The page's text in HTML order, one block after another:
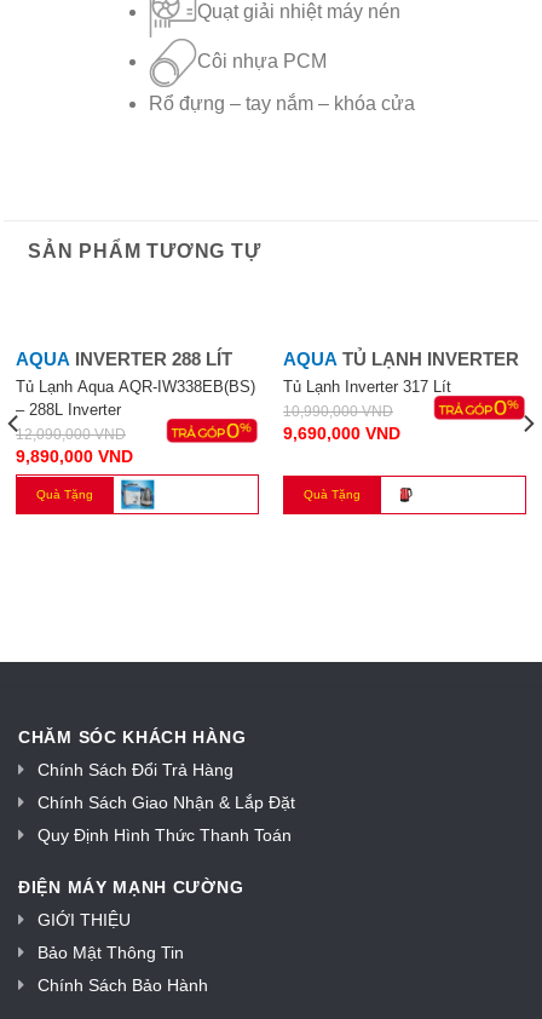
Quạt giải nhiệt máy nén
Côi nhựa PCM
Rổ đựng – tay nắm – khóa cửa
SẢN PHẨM TƯƠNG TỰ
AQUA INVERTER 288 LÍT
Tủ Lạnh Aqua AQR-IW338EB(BS)
– 288L Inverter
12,090,000VND
9,890,000 VND
Quà Tặng
AQUA TỦ LẠNH INVERTER
Tủ Lạnh Inverter 317 Lít
10,990,000VND
9,690,000 VND
Quà Tặng
CHĂM SÓC KHÁCH HÀNG
Chính Sách Đổi Trả Hàng
Chính Sách Giao Nhận & Lắp Đặt
Quy Định Hình Thức Thanh Toán
ĐIỆN MÁY MẠNH CƯỜNG
GIỚI THIỆU
Bảo Mật Thông Tin
Chính Sách Bảo Hành